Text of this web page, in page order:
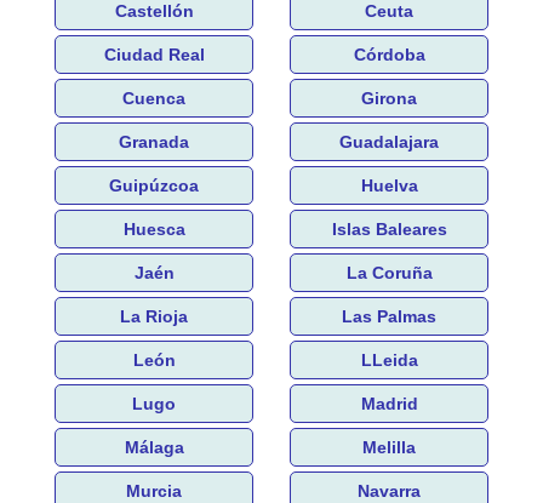
Castellón Ceuta
Ciudad Real Córdoba
Cuenca Girona
Granada Guadalajara
Guipúzcoa Huelva
Huesca Islas Baleares
Jaén La Coruña
La Rioja Las Palmas
León LLeida
Lugo Madrid
Málaga Melilla
Murcia Navarra